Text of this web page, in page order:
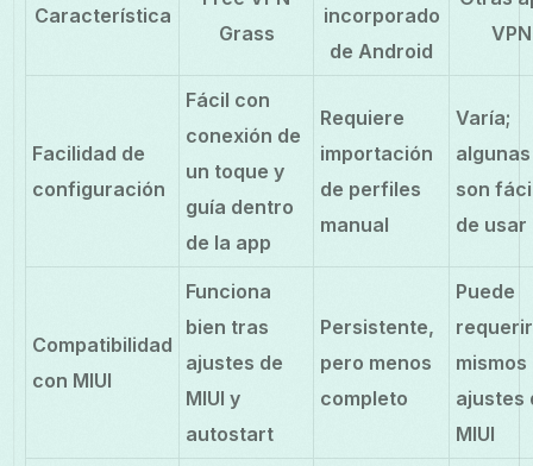
Característica
Grass
incorporado
de Android
VPN
Facilidad de
configuración
Fácil con
conexión de
un toque y
guía dentro
de la app
Requiere
importación
de perfiles
manual
Varía;
algunas
son
de usar
Compatibilidad
con MIUI
Funciona
bien tras
ajustes de
MIUI y
autostart
Persistente,
pero menos
completo
Puede
mismos
ajustes
MIUI